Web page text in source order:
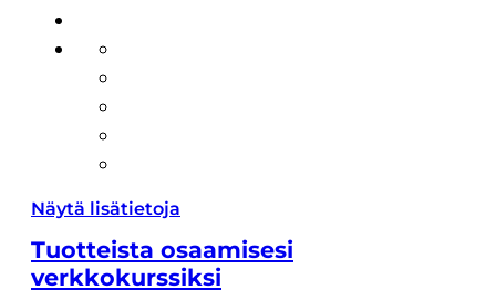
Näytä lisätietoja
Tuotteista osaamisesi
verkkokurssiksi